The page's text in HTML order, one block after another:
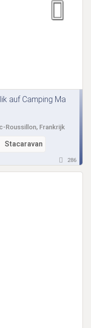
auf Camping Ma
Roussillon, Frankrijk
Stacaravan
286